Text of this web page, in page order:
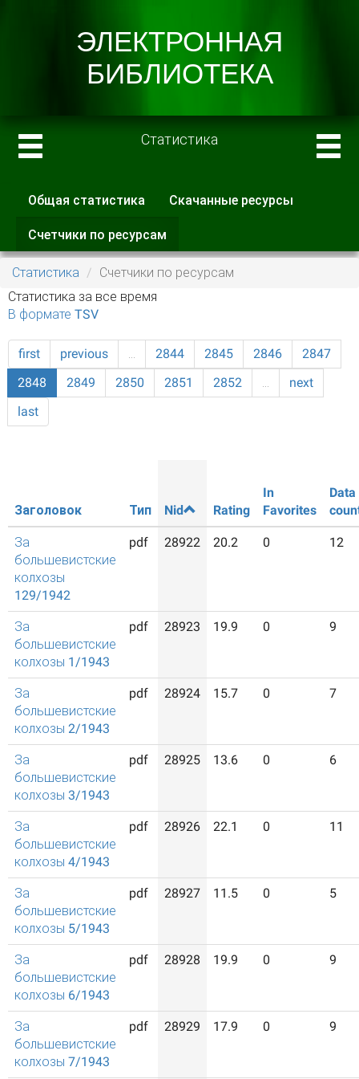
Статистика
Главные вкладки
Общая статистика Скачанные ресурсы
Счетчики по ресурсам
вкладка)
Статистика
Счетчики по ресурсам
Статистика за все время
В формате TSV
first previous … 2844 2845 2846
2847
2848
2849 2850 2851 2852 …
next
last
Заголовок Тип Nid Rating
In
Favorites
Data
За
большевистские
колхозы
129/1942
pdf 28922 20.2 0 12
За
большевистские
колхозы 1/1943
pdf 28923 19.9 0 9
За
большевистские
колхозы 2/1943
pdf 28924 15.7 0 7
За
большевистские
колхозы 3/1943
pdf 28925 13.6 0 6
За
большевистские
колхозы 4/1943
pdf 28926 22.1 0 11
За
большевистские
колхозы 5/1943
pdf 28927 11.5 0 5
За
большевистские
колхозы 6/1943
pdf 28928 19.9 0 9
За
большевистские
колхозы 7/1943
pdf 28929 17.9 0 9